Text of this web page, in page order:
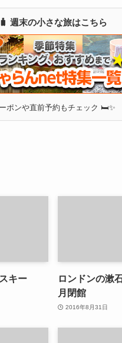
🧳 週末の小さな旅はこちら
ポンや直前予約もチェック 🛏✨
キー
ロンドンの漱
月閉館
2016年8月31日